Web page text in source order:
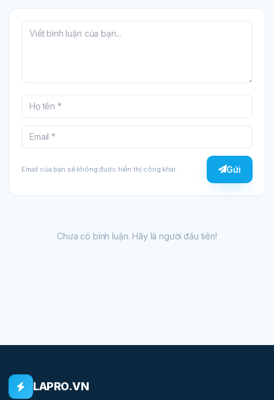
Email của bạn sẽ không được hiển thị công khai. Gửi
Chưa có bình luận. Hãy là người đầu tiên!
LAPRO.VN